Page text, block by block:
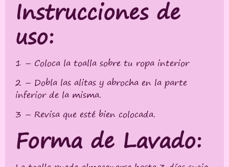
Instrucciones de
uso:
1 – Coloca la toalla sobre tu ropa interior
2 – Dobla las alitas y abrocha en la parte
inferior de la misma.
3 – Revisa que esté bien colocada.
Forma de Lavado: